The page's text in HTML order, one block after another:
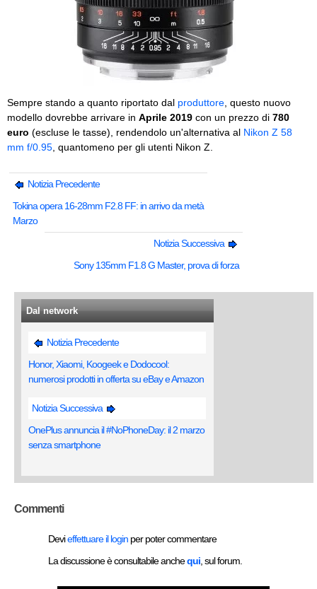
Sempre stando a quanto riportato dal produttore, questo nuovo
modello dovrebbe arrivare in Aprile 2019 con un prezzo di 780
euro (escluse le tasse), rendendolo un'alternativa al Nikon Z 58
mm f/0.95, quantomeno per gli utenti Nikon Z.
Notizia Precedente
Tokina opera 16-28mm F2.8 FF: in arrivo da metà
Marzo
Notizia Successiva
Sony 135mm F1.8 G Master, prova di forza
Dal network
Notizia Precedente
Honor, Xiaomi, Koogeek e Dodocool:
numerosi prodotti in offerta su eBay e Amazon
Notizia Successiva
OnePlus annuncia il #NoPhoneDay: il 2 marzo
senza smartphone
Commenti
Devieffettuare il login per poter commentare
La discussione è consultabile anchequi, sul forum.